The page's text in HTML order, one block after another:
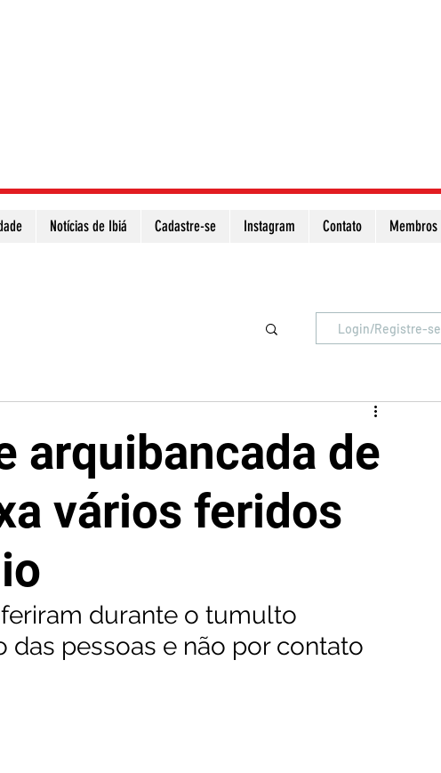
Notícias de Ibiá Cadastre-se Instagram Contato Membros
Login/Registre-se
arquibancada de
vários feridos
durante o tumulto
das pessoas e não por contato